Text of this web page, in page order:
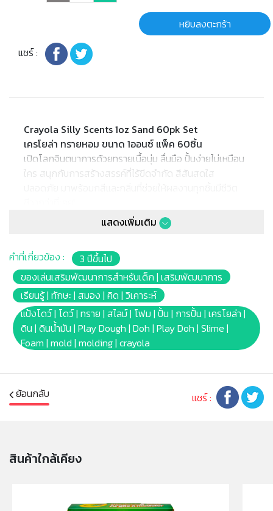
หยิบลงตะกร้า
แชร์ :
Crayola Silly Scents 1oz Sand 60pk Set
เครโยล่า ทรายหอม ขนาด 1ออนซ์ แพ็ค 60ชิ้น
เปิดโลกจินตนาการด้วยทรายเนื้อนุ่ม ลื่นมือ ปั้นง่ายไม่เหมือน
ใคร สนุกกับการสร้างสรรค์ที่ไร้ขีดจำกัด สีสันสดใส
✔ ทรายหอมขนาด1ออนซ์ มี 6กลิ่น (กลิ่นสตรอว์เบอร์รี่,
บลูเบอร์รี่, กล้วย, แอปเปิ้ลเขียว, องุ่น, ส้ม)
เพลิดเพลินและกลับมาเล่นซ้ำไม่มีเบื่อ คุณภาพที่ Crayola
ภูมิใจนำเสนอ!
✔ ปั้นซ้ำได้ ไม่แห้งไว เก็บใช้ได้นาน เก็บในกระปุกหลังใช้งาน
เพื่อคงความนุ่ม
✔ ควรเก็บในที่เย็น ในภาชนะให้มิดชิดหลังการเล่นเพื่อคง
ความนุ่ม หลีกเลี่ยงเปลวไฟ และห้ามเข้าเตาอบหรือไมโครเวฟ
✔ ควรหลีกเลี่ยงการถูลงบนพรมหรือผ้า สีในแป้งอาจทำให้
ปล่อยให้แห้งแล้วขูดออกหรือดูดด้วยเครื่องดูดฝุ่น
✔ สีอาจเปลี่ยนไปจากเดิมเนื่องจากอุณหภูมิ การใช้งาน หรือ
การเก็บรักษา ถือว่าเป็นปกติ
✔ ผ่านการทดสอบ ปลอดภัยด้วยวัตถุดิบFood Grade
ปราศจากสารพิษ และได้รับการรับรองมาตรฐาน AP (ASTM
แสดงเพิ่มเติม
คำที่เกี่ยวข้อง :
3 ปีขึ้นไป
ของเล่นเสริมพัฒนาการสำหรับเด็ก | เสริมพัฒนาการ
เรียนรู้ | ทักษะ | สมอง | คิด | วิเคาระห์
แป้งโดว์ | โดว์ | ทราย | สไลม์ | โฟม | ปั้น | การปั้น | เครโยล่า |
ดิน | ดินน้ำมัน | Play Dough | Doh | Play Doh | Slime |
Foam | mold | molding | crayola
ย้อนกลับ แชร์ :
สินค้าใกล้เคียง